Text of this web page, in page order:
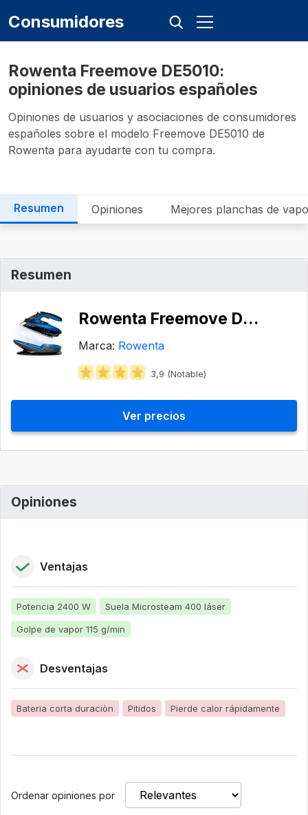
Consumidores
Rowenta Freemove DE5010:
opiniones de usuarios españoles
Opiniones de usuarios y asociaciones de consumidores
españoles sobre el modelo Freemove DE5010 de
Rowenta para ayudarte con tu compra.
Resumen Opiniones Mejores planchas de
Resumen
Rowenta Freemove DE5010
Marca: Rowenta
3,9 (Notable)
Ver precios
Opiniones
Ventajas
Potencia 2400 W Suela Microsteam 400 láser
Golpe de vapor 115 g/min
Desventajas
Bateria corta duraciòn Pitidos Pierde calor rápidamente
Ordenar opiniones por